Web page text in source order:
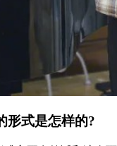
形式是怎样的?